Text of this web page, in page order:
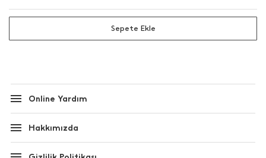
Sepete Ekle
Online Yardım
Hakkımızda